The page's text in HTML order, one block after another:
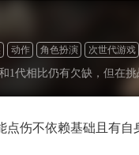
动作 角色扮演 次世代游戏
1代相比仍有欠缺，但在
伤不依赖基础且有自